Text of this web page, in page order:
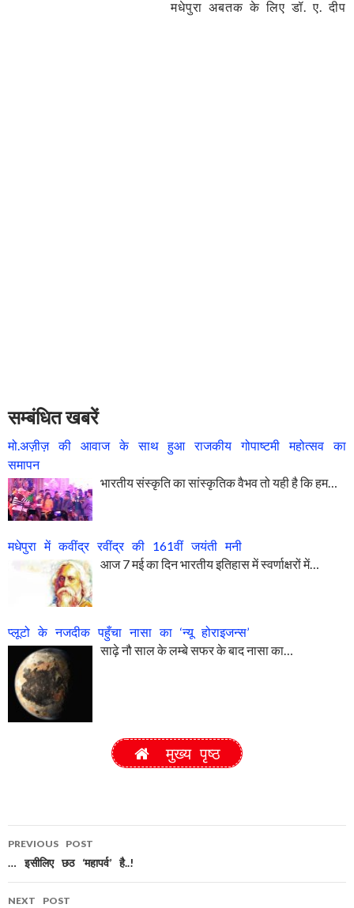
मधेपुरा अबतक के लिए डॉ. ए. दीप
सम्बंधित खबरें
मो.अज़ीज़ की आवाज के साथ हुआ राजकीय गोपाष्टमी महोत्सव का
समापन
भारतीय संस्कृति का सांस्कृतिक वैभव तो यही है कि हम…
मधेपुरा में कवींद्र रवींद्र की 161वीं जयंती मनी
आज 7 मई का दिन भारतीय इतिहास में स्वर्णाक्षरों में…
प्लूटो के नजदीक पहुँचा नासा का ‘न्यू होराइजन्स’
साढ़े नौ साल के लम्बे सफर के बाद नासा का…
मुख्य पृष्ठ
Post
navigation
PREVIOUS POST
… इसीलिए छठ ‘महापर्व’ है..!
NEXT POST